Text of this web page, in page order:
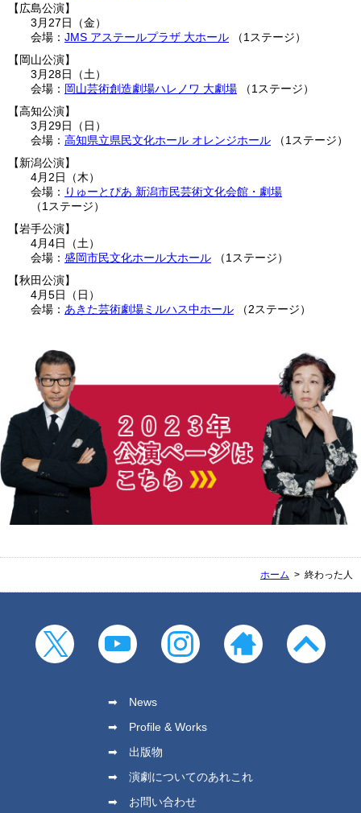
広島公演
3月27日（金）
JMS アステールプラザ 大ホール
1ステージ
岡山公演
3月28日（土）
岡山芸術創造劇場ハレノワ 大劇場
1ステージ
高知公演
3月29日（日）
高知県立県民文化ホール オレンジホール
1ステージ
新潟公演
4月2日（木）
りゅーとぴあ 新潟市民芸術文化会館・劇場
1ステージ
岩手公演
4月4日（土）
盛岡市民文化ホール大ホール
1ステージ
秋田公演
4月5日（日）
あきた芸術劇場ミルハス中ホール
2ステージ
ホーム 終わった人
News
Profile & Works
出版物
演劇についてのあれこれ
お問い合わせ